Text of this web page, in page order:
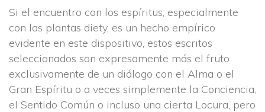
Si el encuentro con los espíritus, especialmente
con las plantas diety, es un hecho empírico
evidente en este dispositivo, estos escritos
eleccionados son expresamente más el fruto
exclusivamente de un diálogo con el Alma o el
Gran Espíritu o a veces simplemente la Conciencia,
el Sentido Común o incluso una cierta Locura, pero